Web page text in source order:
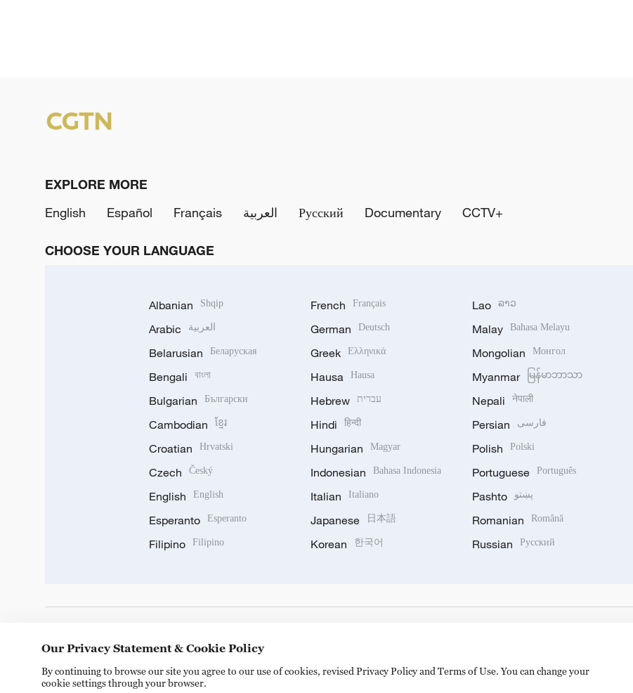
EXPLORE MORE
English
Español Français العربية Русский Documentary CCTV+
CHOOSE YOUR LANGUAGE
Albanian Shqip
Arabic العربية
Belarusian Беларуская
Bengali বাংলা
Bulgarian Български
Cambodian ខ្មែរ
Croatian Hrvatski
Czech Český
English English
Esperanto Esperanto
Filipino Filipino
French Français
German Deutsch
Greek Ελληνικά
Hausa Hausa
Hebrew עברית
Hindi हिन्दी
Hungarian Magyar
Indonesian Bahasa Indonesia
Italian Italiano
Japanese 日本語
Korean 한국어
Lao ລາວ
Malay Bahasa Melayu
Mongolian Монгол
Myanmar မြန်မာဘာသာ
Nepali नेपाली
Persian فارسی
Polish Polski
Portuguese Português
Pashto پښتو
Romanian Română
Russian Русский
Our Privacy Statement & Cookie Policy
By continuing to browse our site you agree to our use of cookies, revised Privacy Policy and Terms of Use. You can change your
cookie settings through your browser.